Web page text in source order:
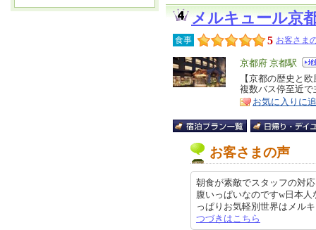
メルキュール京
食事 5 お客さま
エ
リ
ア
京都府 京都駅
特
徴
【京都の歴史と
複数バス停至近
お気に入りに
お客さまの声
朝食が素敵でスタッフの対
腹いっぱいなのですw日本
っぱりお気軽別世界はメル
つづきはこちら